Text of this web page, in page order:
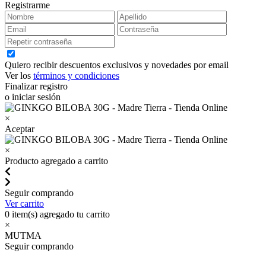
Registrarme
Quiero recibir descuentos exclusivos y novedades por email
Ver los términos y condiciones
Finalizar registro
o iniciar sesión
×
Aceptar
×
Producto agregado a carrito
Seguir comprando
Ver carrito
0 item(s) agregado tu carrito
×
MUTMA
Seguir comprando